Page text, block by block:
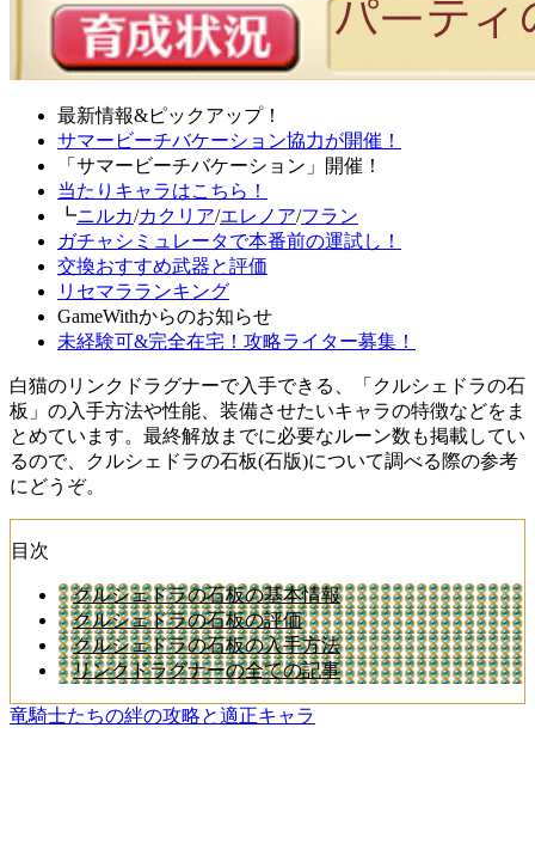
最新情報&ピックアップ！
サマービーチバケーション協力が開催！
「サマービーチバケーション」開催！
当たりキャラはこちら！
┗ニルカ/カクリア/エレノア/フラン
ガチャシミュレータで本番前の運試し！
交換おすすめ武器と評価
リセマラランキング
GameWithからのお知らせ
未経験可&完全在宅！攻略ライター募集！
白猫のリンクドラグナーで入手できる、「クルシェドラの石
板」の入手方法や性能、装備させたいキャラの特徴などをま
とめています。最終解放までに必要なルーン数も掲載してい
るので、クルシェドラの石板(石版)について調べる際の参考
にどうぞ。
目次
クルシェドラの石板の基本情報
クルシェドラの石板の評価
クルシェドラの石板の入手方法
リンクドラグナーの全ての記事
竜騎士たちの絆の攻略と適正キャラ